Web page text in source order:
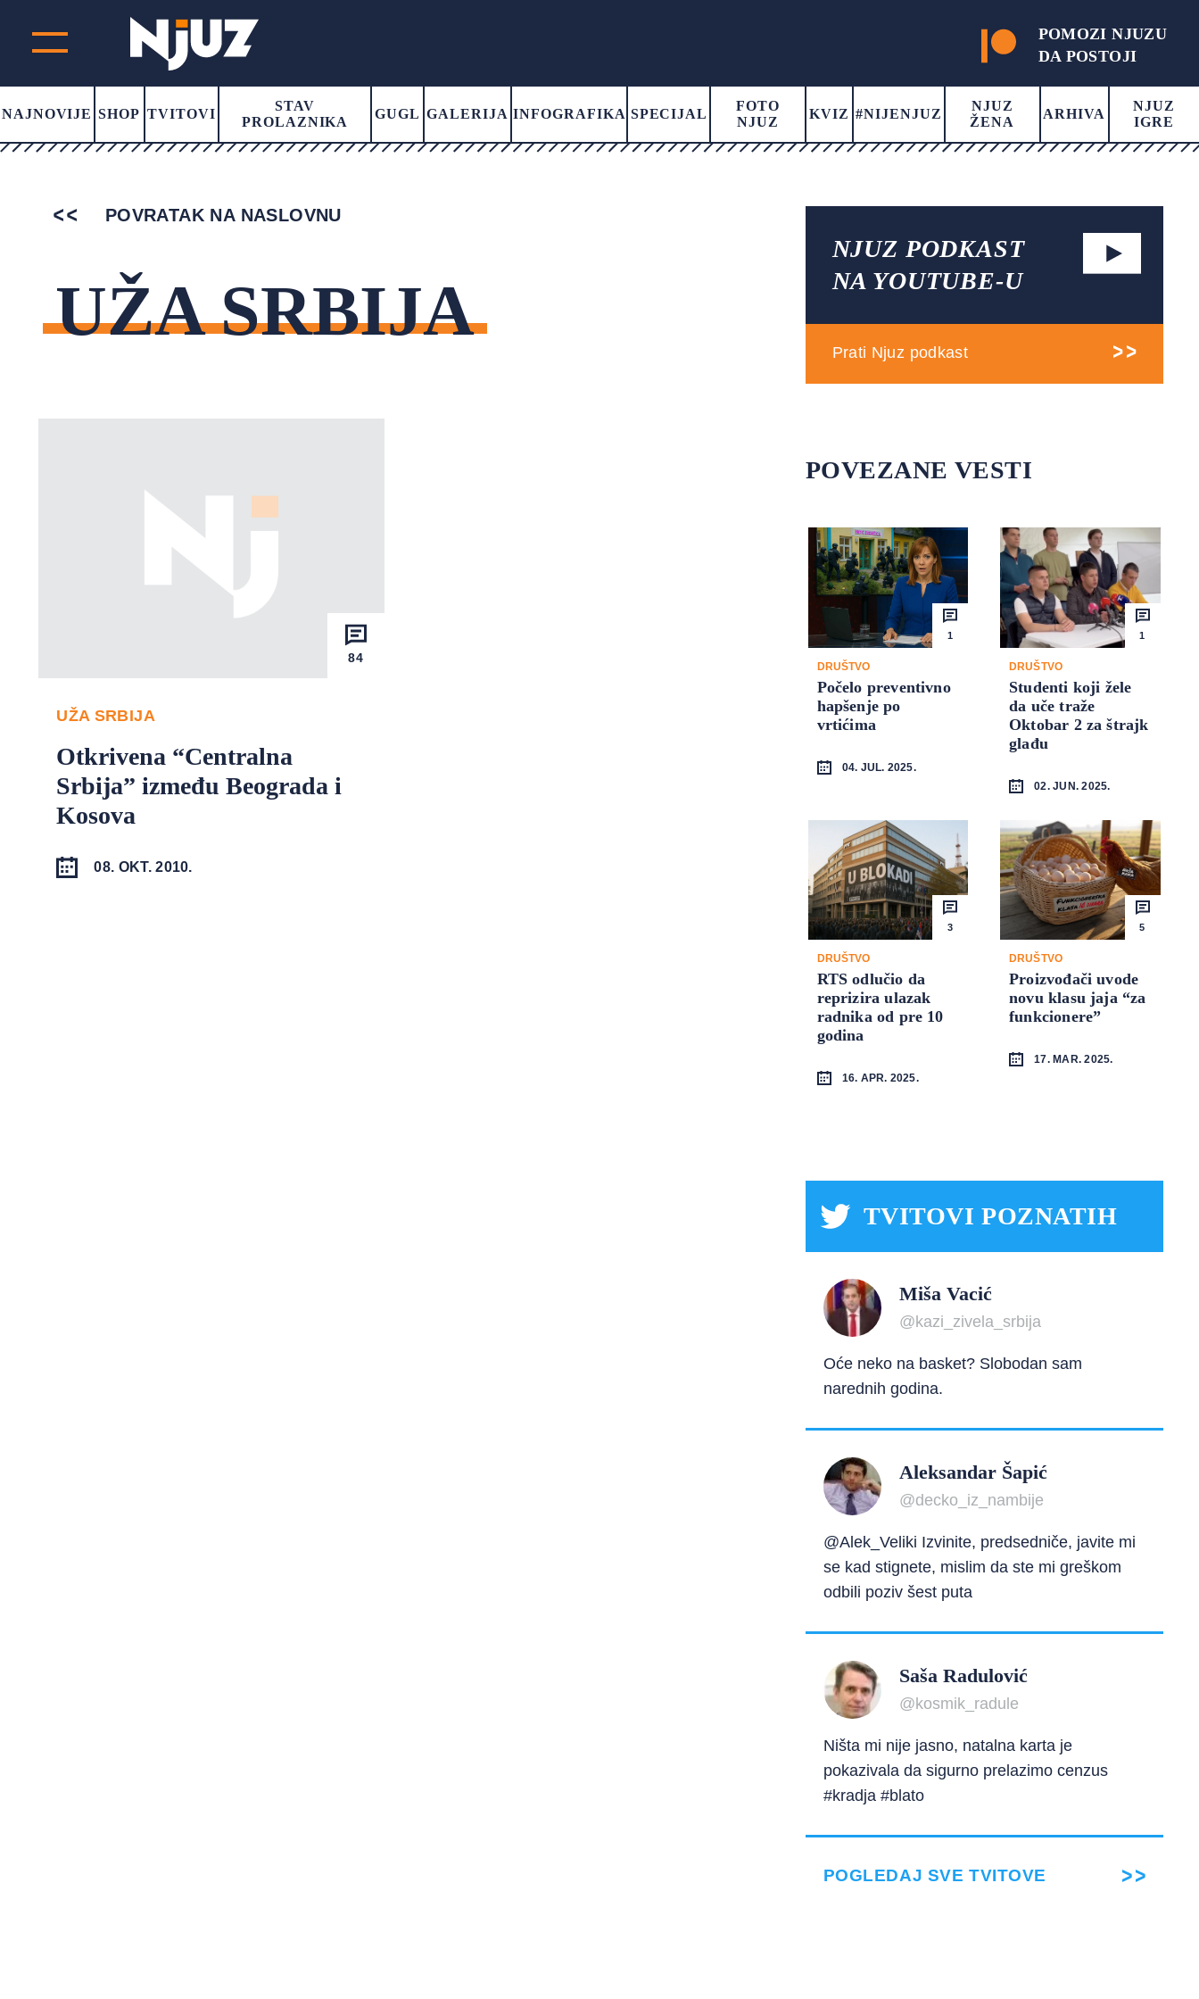
POMOZI NJUZU
DA POSTOJI
NAJNOVIJE SHOP TVITOVI
STAV
PROLAZNIKA
GUGL GALERIJA INFOGRAFIKA SPECIJAL
FOTO
NJUZ
KVIZ #NIJENJUZ
NJUZ
ŽENA
ARHIVA
NJUZ
IGRE
POVRATAK NA NASLOVNU
UŽA SRBIJA
84
UŽA SRBIJA
Otkrivena “Centralna
Srbija” između Beograda i
Kosova
08. OKT. 2010.
NJUZ PODKAST
NA YOUTUBE-U
Prati Njuz podkast
POVEZANE VESTI
1
DRUŠTVO
Počelo preventivno
hapšenje po
vrtićima
04. JUL. 2025.
1
DRUŠTVO
Studenti koji žele
da uče traže
Oktobar 2 za štrajk
glađu
02. JUN. 2025.
3
DRUŠTVO
RTS odlučio da
reprizira ulazak
radnika od pre 10
godina
16. APR. 2025.
5
DRUŠTVO
Proizvođači uvode
novu klasu jaja “za
funkcionere”
17. MAR. 2025.
TVITOVI POZNATIH
Miša Vacić
@kazi_zivela_srbija
Oće neko na basket? Slobodan sam
narednih godina.
Aleksandar Šapić
@decko_iz_nambije
@Alek_Veliki Izvinite, predsedniče, javite mi
se kad stignete, mislim da ste mi greškom
odbili poziv šest puta
Saša Radulović
@kosmik_radule
Ništa mi nije jasno, natalna karta je
pokazivala da sigurno prelazimo cenzus
#kradja #blato
POGLEDAJ SVE TVITOVE